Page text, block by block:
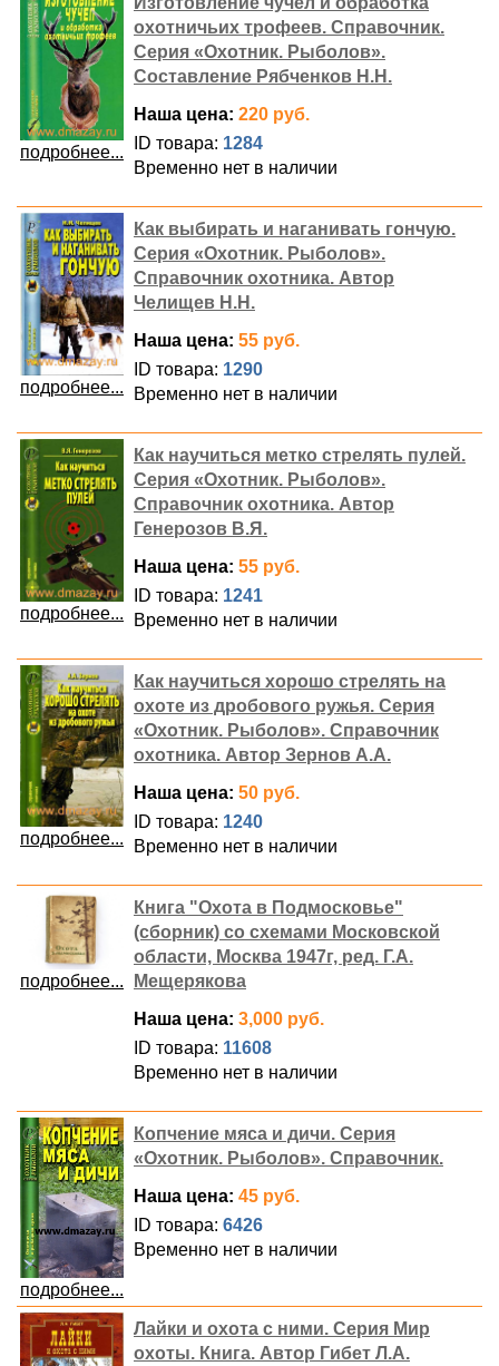
подробнее...
охотничьих трофеев. Справочник.
Серия «Охотник. Рыболов».
Составление Рябченков Н.Н.
Наша цена: 220 руб.
ID товара: 1284
Временно нет в наличии
подробнее...
Как выбирать и наганивать гончую.
Серия «Охотник. Рыболов».
Справочник охотника. Автор
Челищев Н.Н.
Наша цена: 55 руб.
ID товара: 1290
Временно нет в наличии
подробнее...
Как научиться метко стрелять пулей.
Серия «Охотник. Рыболов».
Справочник охотника. Автор
Генерозов В.Я.
Наша цена: 55 руб.
ID товара: 1241
Временно нет в наличии
подробнее...
Как научиться хорошо стрелять на
охоте из дробового ружья. Серия
«Охотник. Рыболов». Справочник
охотника. Автор Зернов А.А.
Наша цена: 50 руб.
ID товара: 1240
Временно нет в наличии
подробнее...
Книга "Охота в Подмосковье"
(сборник) со схемами Московской
области, Москва 1947г, ред. Г.А.
Мещерякова
Наша цена: 3,000 руб.
ID товара: 11608
Временно нет в наличии
подробнее...
Копчение мяса и дичи. Серия
«Охотник. Рыболов». Справочник.
Наша цена: 45 руб.
ID товара: 6426
Временно нет в наличии
Лайки и охота с ними. Серия Мир
охоты. Книга. Автор Гибет Л.А.